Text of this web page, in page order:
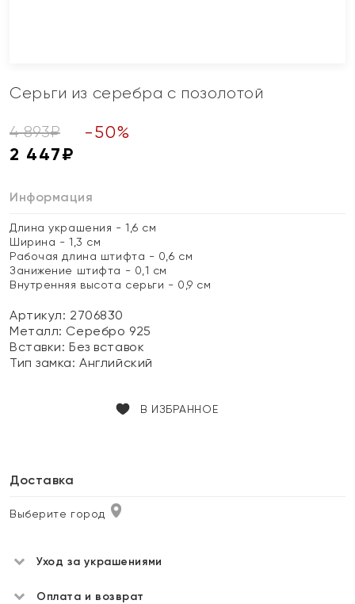
Серьги из серебра с позолотой
4 893₽ -50%
2 447₽
Информация
Длина украшения - 1,6 см
Ширина - 1,3 см
Рабочая длина штифта - 0,6 см
Занижение штифта - 0,1 см
Внутренняя высота серьги - 0,9 см
Артикул: 2706830
Металл: Серебро 925
Вставки:Без вставок
Тип замка:Английский
В ИЗБРАННОЕ
Доставка
Выберите город
Уход за украшениями
Оплата и возврат